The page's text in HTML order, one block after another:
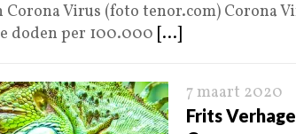
Corona Virus (foto tenor.com) Corona
doden per 100.000 [...]
7 maart 2020
Frits